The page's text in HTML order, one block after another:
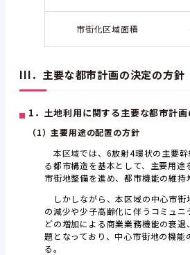
市街化区域面積
III．主要な都市計画の決定の方針
1．土地利用に関する主要な都市計
（1）主要用途の配置の方針
本区域では、6放射4環状の主要
る都市構造を基本として、主要用途
市街地整備を進め、都市機能の維持
しかしながら、本区域の中心市街
の減少や少子高齢化に伴うコミュ
どの増加による商業業務機能の衰
題となっており、中心市街地の機能
る。